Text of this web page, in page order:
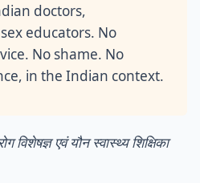
doctors,
educators. No
No shame. No
in the Indian context.
विशेषज्ञ एवं यौन स्वास्थ्य शिक्षिका